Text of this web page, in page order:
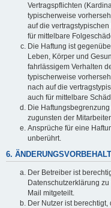
Vertragspflichten
typischerweise
auf die
für mittelbare
Die Haftung ist
Leben, Körper und
fahrlässigem Verhalten
typischerweise
nach auf die
auch für mittelbare
Die
zugunsten der
Ansprüche für eine
unberührt.
6. ÄNDERUNGSVORBEHALT
Der Betreiber ist
Datenschutzerklärung
Mail mitgeteilt.
Der Nutzer ist